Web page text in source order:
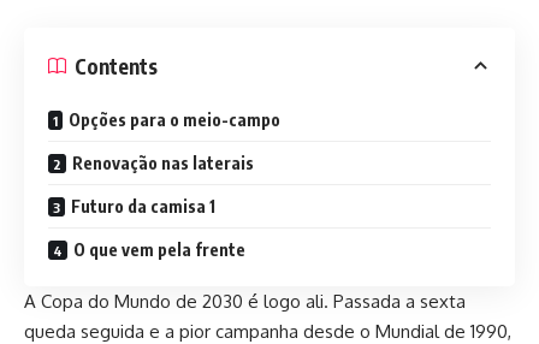
Contents
Opções para o meio-campo
Renovação nas laterais
Futuro da camisa 1
O que vem pela frente
A Copa do Mundo de 2030 é logo ali. Passada a sexta
queda seguida e a pior campanha desde o Mundial de 1990,